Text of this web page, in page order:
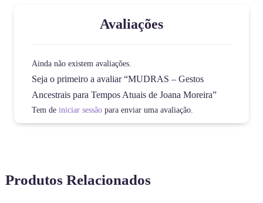
Avaliações
Ainda não existem avaliações.
Seja o primeiro a avaliar “MUDRAS – Gestos
Ancestrais para Tempos Atuais de Joana Moreira”
Tem de iniciar sessãopara enviar uma avaliação.
Produtos Relacionados